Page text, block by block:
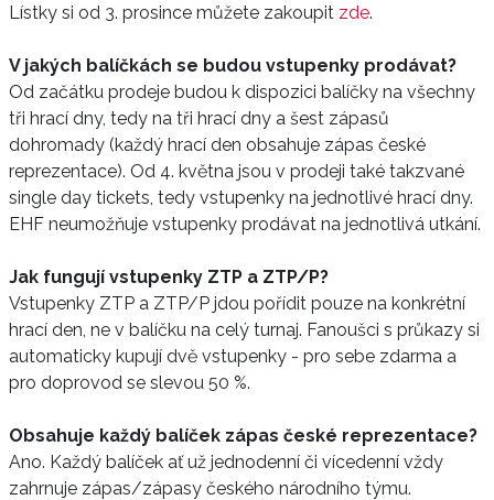
Lístky si od 3. prosince můžete zakoupit zde.
V jakých balíčkách se budou vstupenky prodávat?
Od začátku prodeje budou k dispozici balíčky na všechny
tři hrací dny, tedy na tři hrací dny a šest zápasů
dohromady (každý hrací den obsahuje zápas české
reprezentace). Od 4. května jsou v prodeji také takzvané
single day tickets, tedy vstupenky na jednotlivé hrací dny.
EHF neumožňuje vstupenky prodávat na jednotlivá utkání.
Jak fungují vstupenky ZTP a ZTP/P?
Vstupenky ZTP a ZTP/P jdou pořídit pouze na konkrétní
hrací den, ne v balíčku na celý turnaj. Fanoušci s průkazy si
automaticky kupují dvě vstupenky - pro sebe zdarma a
pro doprovod se slevou 50 %.
Obsahuje každý balíček zápas české reprezentace?
Ano. Každý balíček ať už jednodenní či vícedenní vždy
zahrnuje zápas/zápasy českého národního týmu.